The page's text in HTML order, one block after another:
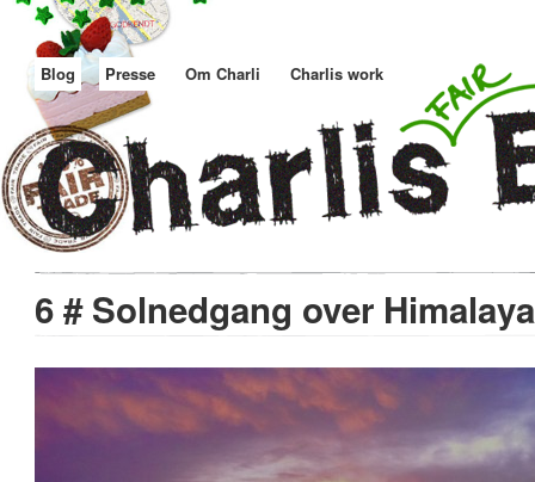
Blog Presse Om Charli Charlis work
6 # Solnedgang over